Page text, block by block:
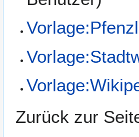
Zurück zur